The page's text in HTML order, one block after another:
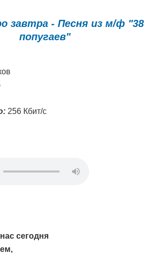
завтра - Песня из м/ф "38
попугаев"
256 Кбит/с
сегодня